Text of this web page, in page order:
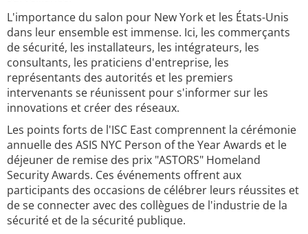
L'importance du salon pour New York et les États-Unis
dans leur ensemble est immense. Ici, les commerçants
de sécurité, les installateurs, les intégrateurs, les
consultants, les praticiens d'entreprise, les
représentants des autorités et les premiers
intervenants se réunissent pour s'informer sur les
innovations et créer des réseaux.
Les points forts de l'ISC East comprennent la cérémonie
annuelle des ASIS NYC Person of the Year Awards et le
déjeuner de remise des prix "ASTORS" Homeland
Security Awards. Ces événements offrent aux
participants des occasions de célébrer leurs réussites et
de se connecter avec des collègues de l'industrie de la
sécurité et de la sécurité publique.